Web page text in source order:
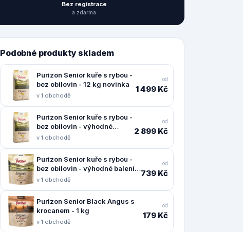
Bez registrace
a zdarma
Podobné produkty skladem
Purizon Senior kuře s rybou -
bez obilovin - 12 kg novinka
v 1 obchodě
od
1 499 Kč
Purizon Senior kuře s rybou -
bez obilovin - výhodné
balení 2 x 12 kg novinka
v 1 obchodě
od
2 899 Kč
Purizon Senior kuře s rybou -
bez obilovin - výhodné balení:
4 x 1 kg - novinka
v 1 obchodě
od
739 Kč
Purizon Senior Black Angus s
krocanem - 1 kg
v 1 obchodě
od
179 Kč